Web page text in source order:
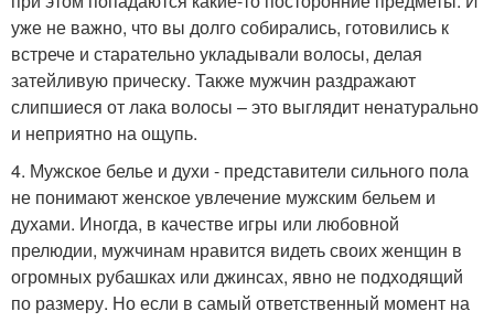
уже не важно, что вы долго собирались, готовились к
встрече и старательно укладывали волосы, делая
затейливую прическу. Также мужчин раздражают
слипшиеся от лака волосы – это выглядит ненатурально
и неприятно на ощупь.
4. Мужское белье и духи - представители сильного пола
не понимают женское увлечение мужским бельем и
духами. Иногда, в качестве игры или любовной
прелюдии, мужчинам нравится видеть своих женщин в
огромных рубашках или джинсах, явно не подходящий
по размеру. Но если в самый ответственный момент на